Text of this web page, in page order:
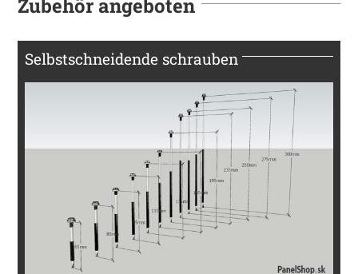
Zubehör angeboten
Selbstschneidende schrauben